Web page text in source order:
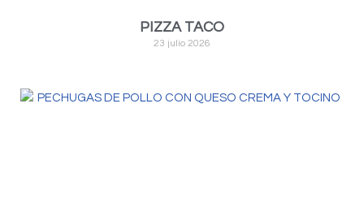
PIZZA TACO
23 julio 2026